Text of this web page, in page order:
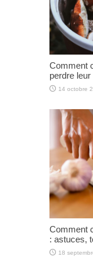
Comment
perdre
14 octobre
Comment
: astuces,
18